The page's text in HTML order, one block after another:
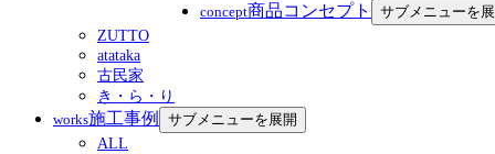
concept商品コンセプト
サブメニューを
ZUTTO
atataka
古民家
き・ら・り
works施工事例
サブメニューを展開
ALL